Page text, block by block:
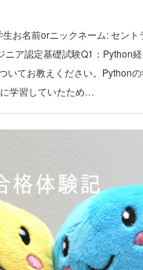
お名前orニックネーム: セント
ニア認定基礎試験Q1：Python
いてお教えください。Python
学習していたため…